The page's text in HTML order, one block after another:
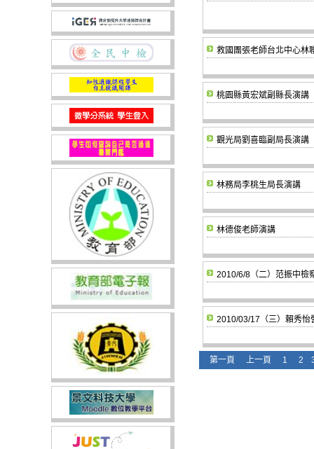
救國團張老師台北中心林
桃園縣黃宏斌副縣長演講
觀光局劉喜臨副局長演講
林務局李桃生局長演講
林德俊老師演講
2010/6/8（二）范振中檢
2010/03/17（三）賴秀怡
第一頁 上一頁 1 2